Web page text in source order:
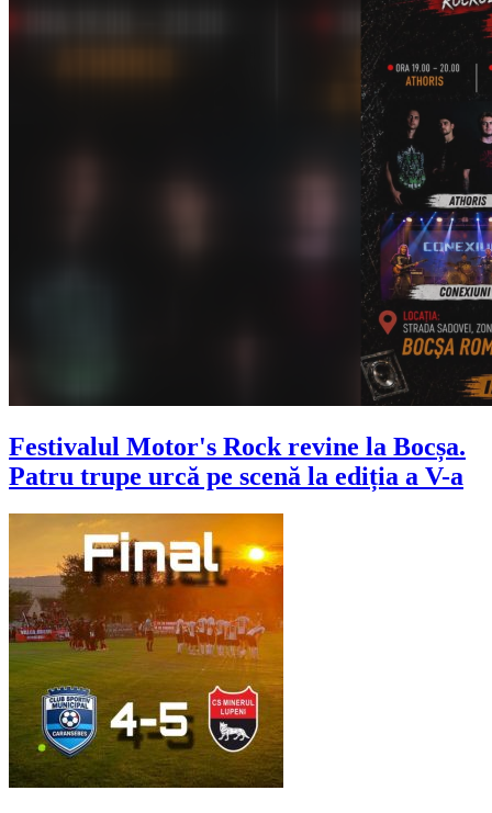
Festivalul Motor's Rock revine la Bocșa.
Patru trupe urcă pe scenă la ediția a V-a